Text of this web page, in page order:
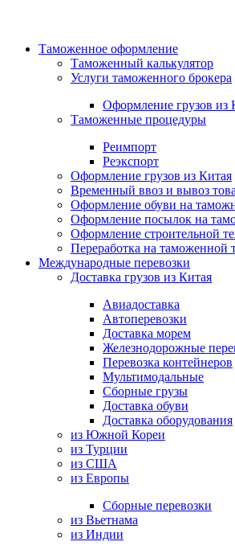
Таможенное оформление
Таможенный калькулятор
Услуги таможенного брокера
Оформление грузов из
Таможенные процедуры
Реимпорт
Реэкспорт
Оформление грузов из Китая
Временный ввоз и вывоз
Оформление обуви на
Оформление посылок на
Оформление строительной
Переработка на таможенной
Международные перевозки
Доставка грузов из Китая
Авиадоставка
Автоперевозки
Доставка морем
Железнодорожные
Перевозка контейнеров
Мультимодальные
Сборные грузы
Доставка обуви
Доставка оборудования
из Южной Кореи
из Турции
из США
из Европы
Сборные перевозки
из Вьетнама
из Индии